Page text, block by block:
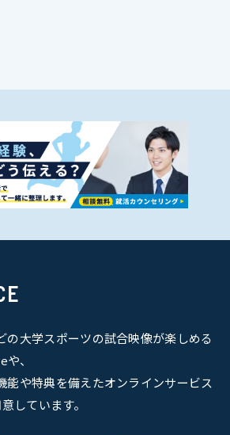
の大学スポーツの試合映像が楽しめる
、
能や特典を備えたオンラインサービス
しています。